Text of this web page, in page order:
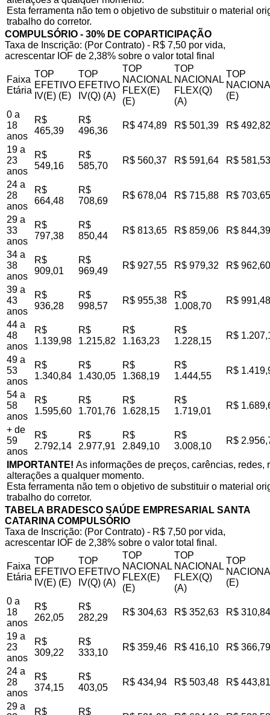
Esta ferramenta não tem o objetivo de substituir o material
trabalho do corretor.
COMPULSÓRIO - 30% DE COPARTICIPAÇÃO
Taxa de Inscrição: (Por Contrato) - R$ 7,50 por vida,
acrescentar IOF de 2,38% sobre o valor total final
Faixa
Etária
TOP
EFETIVO
IV(E) (E)
TOP
EFETIVO
IV(Q) (A)
TOP
NACIONAL
FLEX(E)
(E)
TOP
NACIONAL
FLEX(Q)
(A)
TOP
(E)
0 a
18
anos
R$
465,39
R$
496,36
R$ 474,89 R$ 501,39 R$ 492,82
19 a
23
anos
R$
549,16
R$
585,70
R$ 560,37 R$ 591,64 R$ 581,53
24 a
28
anos
R$
664,48
R$
708,69
R$ 678,04 R$ 715,88 R$ 703,65
29 a
33
anos
R$
797,38
R$
850,44
R$ 813,65 R$ 859,06 R$ 844,39
34 a
38
anos
R$
909,01
R$
969,49
R$ 927,55 R$ 979,32 R$ 962,60
39 a
43
anos
R$
936,28
R$
998,57
R$ 955,38
R$
1.008,70
R$ 991,48
44 a
48
anos
R$
1.139,98
R$
1.215,82
R$
1.163,23
R$
1.228,15
R$
49 a
53
anos
R$
1.340,84
R$
1.430,05
R$
1.368,19
R$
1.444,55
R$
54 a
58
anos
R$
1.595,60
R$
1.701,76
R$
1.628,15
R$
1.719,01
R$
+ de
59
anos
R$
2.792,14
R$
2.977,91
R$
2.849,10
R$
3.008,10
R$
IMPORTANTE! As informações de preços, carências,
alterações a qualquer momento.
Esta ferramenta não tem o objetivo de substituir o material
trabalho do corretor.
TABELA BRADESCO SAÚDE EMPRESARIAL SANTA
CATARINA COMPULSÓRIO
Taxa de Inscrição: (Por Contrato) - R$ 7,50 por vida,
acrescentar IOF de 2,38% sobre o valor total final.
Faixa
Etária
TOP
EFETIVO
IV(E) (E)
TOP
EFETIVO
IV(Q) (A)
TOP
NACIONAL
FLEX(E)
(E)
TOP
NACIONAL
FLEX(Q)
(A)
TOP
(E)
0 a
18
anos
R$
262,05
R$
282,29
R$ 304,63 R$ 352,63 R$ 310,84
19 a
23
anos
R$
309,22
R$
333,10
R$ 359,46 R$ 416,10 R$ 366,79
24 a
28
anos
R$
374,15
R$
403,05
R$ 434,94 R$ 503,48 R$ 443,81
29 a
R$ R$